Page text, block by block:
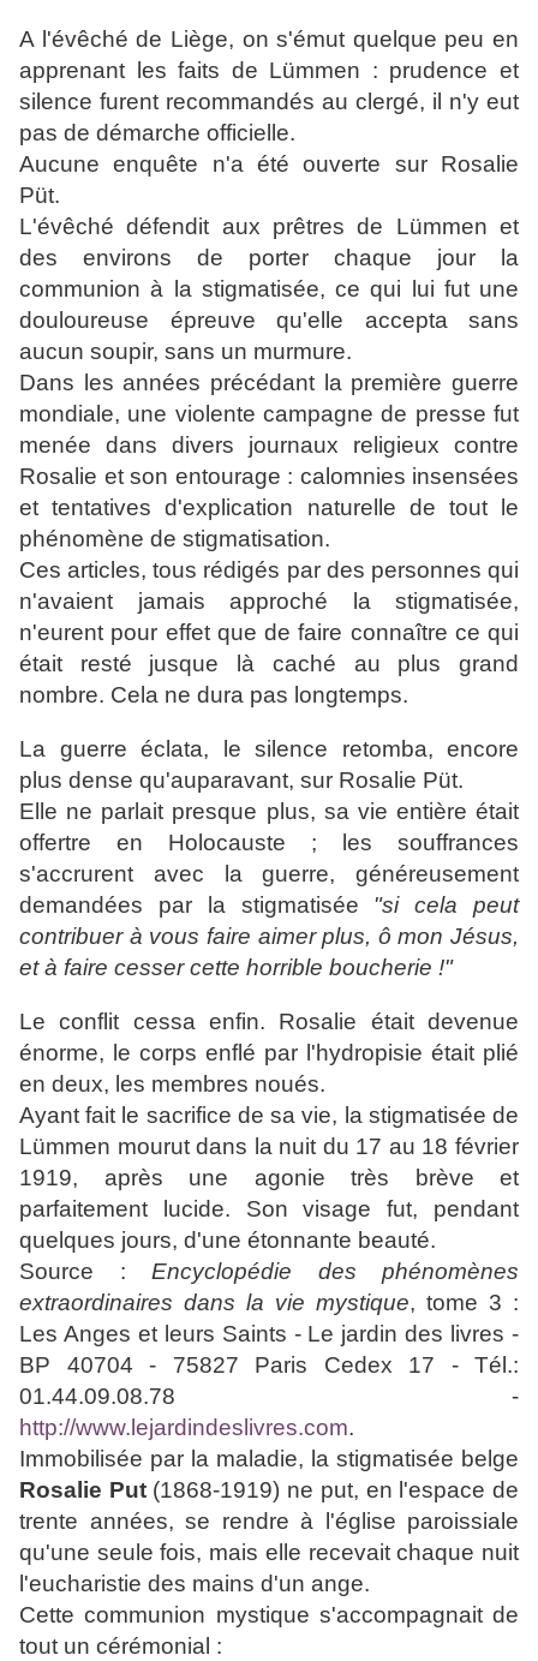
A l'évêché de Liège, on s'émut quelque peu en
apprenant les faits de Lümmen : prudence et
silence furent recommandés au clergé, il n'y eut
pas de démarche officielle.
Aucune enquête n'a été ouverte sur Rosalie
Püt.
L'évêché défendit aux prêtres de Lümmen et
des environs de porter chaque jour la
communion à la stigmatisée, ce qui lui fut une
douloureuse épreuve qu'elle accepta sans
aucun soupir, sans un murmure.
Dans les années précédant la première guerre
mondiale, une violente campagne de presse fut
menée dans divers journaux religieux contre
Rosalie et son entourage : calomnies insensées
et tentatives d'explication naturelle de tout le
phénomène de stigmatisation.
Ces articles, tous rédigés par des personnes qui
n'avaient jamais approché la stigmatisée,
n'eurent pour effet que de faire connaître ce qui
était resté jusque là caché au plus grand
nombre. Cela ne dura pas longtemps.
La guerre éclata, le silence retomba, encore
plus dense qu'auparavant, sur Rosalie Püt.
Elle ne parlait presque plus, sa vie entière était
offertre en Holocauste ; les souffrances
s'accrurent avec la guerre, généreusement
demandées par la stigmatisée "si cela peut
contribuer à vous faire aimer plus, ô mon Jésus,
et à faire cesser cette horrible boucherie !"
Le conflit cessa enfin. Rosalie était devenue
énorme, le corps enflé par l'hydropisie était plié
en deux, les membres noués.
Ayant fait le sacrifice de sa vie, la stigmatisée de
Lümmen mourut dans la nuit du 17 au 18 février
1919, après une agonie très brève et
parfaitement lucide. Son visage fut, pendant
quelques jours, d'une étonnante beauté.
Source : Encyclopédie des phénomènes
extraordinaires dans la vie mystique, tome 3 :
Les Anges et leurs Saints - Le jardin des livres -
BP 40704 - 75827 Paris Cedex 17 - Tél.:
01.44.09.08.78 -
http://www.lejardindeslivres.com.
Immobilisée par la maladie, la stigmatisée belge
Rosalie Put(1868-1919) ne put, en l'espace de
trente années, se rendre à l'église paroissiale
qu'une seule fois, mais elle recevait chaque nuit
l'eucharistie des mains d'un ange.
Cette communion mystique s'accompagnait de
tout un cérémonial :